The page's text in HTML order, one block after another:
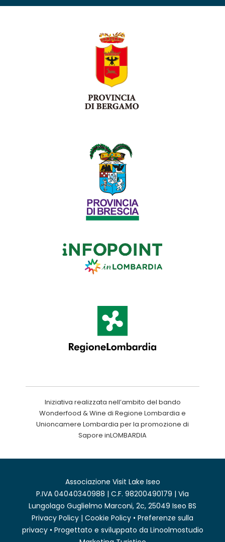
Iniziativa realizzata nell’ambito del bando
Wonderfood & Wine di Regione Lombardia e
Unioncamere Lombardia per la promozione di
Sapore inLOMBARDIA
Associazione Visit Lake Iseo
P.IVA 04040340988 | C.F. 98200490179 | Via
Lungolago Guglielmo Marconi, 2c, 25049 Iseo BS
Privacy Policy | Cookie Policy • Preferenze sulla
privacy• Progettato e sviluppato da Linoolmostudio